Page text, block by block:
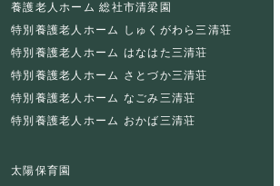
養護老人ホーム 総社市清梁園
特別養護老人ホーム しゅくがわら三清荘
特別養護老人ホーム はなはた三清荘
特別養護老人ホーム さとづか三清荘
特別養護老人ホーム なごみ三清荘
特別養護老人ホーム おかば三清荘
太陽保育園